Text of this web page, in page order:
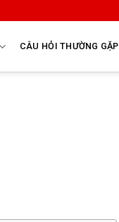
CÂU HỎI THƯỜNG GẶP